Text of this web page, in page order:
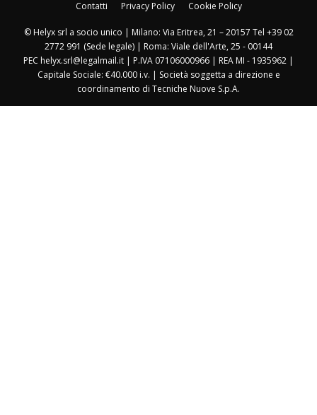
Contatti
Privacy Policy Cookie Policy
© Helyx srl a socio unico | Milano: Via Eritrea, 21 – 20157 Tel +39 02
2772 991 (Sede legale) | Roma: Viale dell'Arte, 25 - 00144
PEC helyx.srl@legalmail.it | P.IVA 07106000966 | REA MI - 1935962 |
Capitale Sociale: €40.000 i.v. | Società soggetta a direzione e
coordinamento di Tecniche Nuove S.p.A.